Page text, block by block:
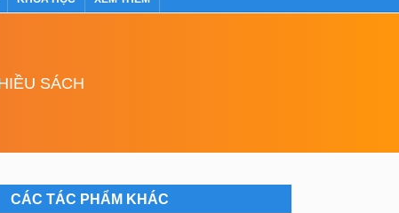
SÁCH
CÁC TÁC PHẨM KHÁC